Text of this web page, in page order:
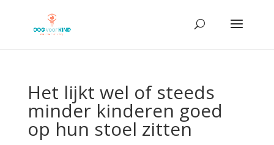
Het lijkt wel of steeds
minder kinderen goed
op hun stoel zitten